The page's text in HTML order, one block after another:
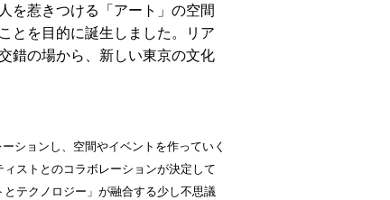
を惹きつける「アート」の空間
とを目的に誕生しました。リア
錯の場から、新しい東京の文化
ションし、空間やイベントを作っていく
ストとのコラボレーションが決定して
テクノロジー」が融合する少し不思議